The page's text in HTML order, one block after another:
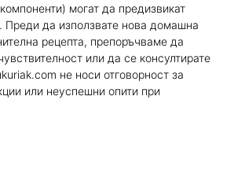
могат да предизвикат
Преди да използвате нова домашна
рецепта, препоръчваме да
или да се консултирате
не носи отговорност за
или неуспешни опити при